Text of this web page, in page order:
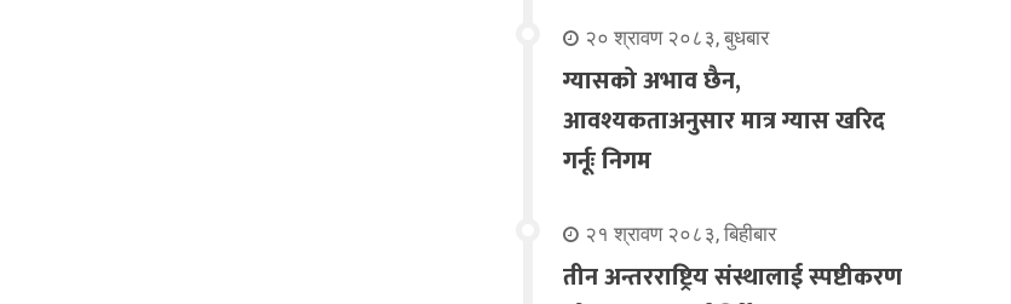
२० श्रावण २०८३, बुधबार
ग्यासको अभाव छैन,
आवश्यकताअनुसार मात्र ग्यास खरिद
गर्नूः निगम
२१ श्रावण २०८३, बिहीबार
तीन अन्तरराष्ट्रिय संस्थालाई स्पष्टीकरण